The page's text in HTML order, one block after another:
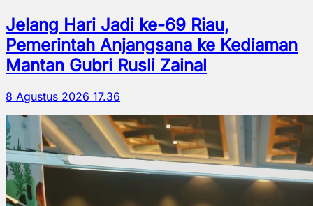
Jelang Hari Jadi ke-69 Riau,
Pemerintah Anjangsana ke Kediaman
Mantan Gubri Rusli Zainal
8 Agustus 2026 17.36